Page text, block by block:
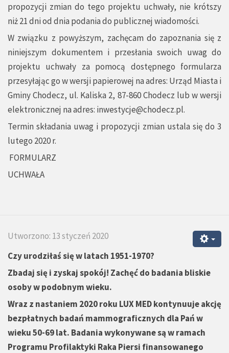
propozycji zmian do tego projektu uchwały, nie krótszy
niż 21 dni od dnia podania do publicznej wiadomości.
W związku z powyższym, zachęcam do zapoznania się z
niniejszym dokumentem i przesłania swoich uwag do
projektu uchwały za pomocą dostępnego formularza
przesyłając go w wersji papierowej na adres: Urząd Miasta i
Gminy Chodecz, ul. Kaliska 2, 87-860 Chodecz lub w wersji
elektronicznej na adres: inwestycje@chodecz.pl.
Termin składania uwag i propozycji zmian ustala się do 3
lutego 2020 r.
FORMULARZ
UCHWAŁA
Utworzono: 13 styczeń 2020
Czy urodziłaś się w latach 1951-1970?
Zbadaj się i zyskaj spokój! Zachęć do badania bliskie
osoby w podobnym wieku.
Wraz z nastaniem 2020 roku LUX MED kontynuuje akcję
bezpłatnych badań mammograficznych dla Pań w
wieku 50-69 lat. Badania wykonywane są w ramach
Programu Profilaktyki Raka Piersi finansowanego